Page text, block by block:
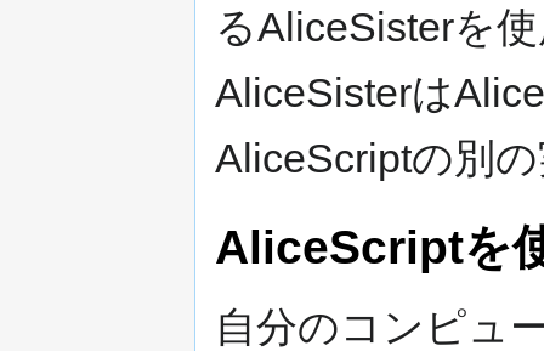
るAliceSisterを
AliceSisterは
AliceScriptの別
AliceScriptを
自分のコンピュ